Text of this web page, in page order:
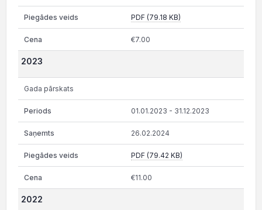
PDF (79.18 KB)
€7.00
2023
Gada pārskats
01.01.2023 - 31.12.2023
26.02.2024
PDF (79.42 KB)
€11.00
2022